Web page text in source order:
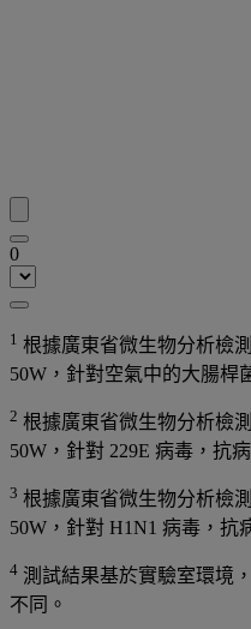
0
1 根據廣東省微生物分析檢
50W，針對空氣中的大腸桿
2 根據廣東省微生物分析檢
50W，針對 229E 病毒，抗
3 根據廣東省微生物分析檢
50W，針對 H1N1 病毒，抗
4 測試結果基於實驗室環境
不同。